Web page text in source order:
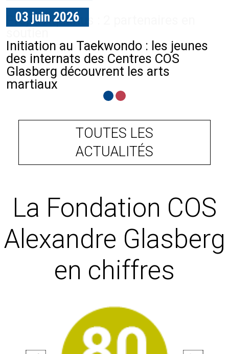
03 juin 2026
Initiation au Taekwondo : les jeunes
des internats des Centres COS
Glasberg découvrent les arts
martiaux
Projet Aquarius : 2 partenaires en
TOUTES LES
ACTUALITÉS
La Fondation COS
Alexandre Glasberg
en chiffres